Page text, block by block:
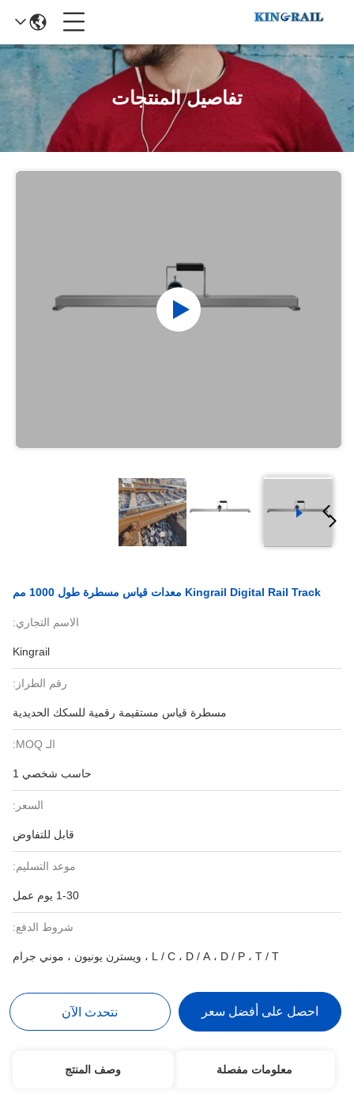
تفاصيل المنتجات
Kingrail Digital Rail Track معدات قياس مسطرة طول 1000 مم
الاسم التجاري:
Kingrail
رقم الطراز:
مسطرة قياس مستقيمة رقمية للسكك الحديدية
الـ MOQ:
حاسب شخصي 1
السعر:
قابل للتفاوض
موعد التسليم:
1-30 يوم عمل
شروط الدفع:
L / C ، D / A ، D / P ، T / T ، ويسترن يونيون ، موني جرام
احصل على أفضل سعر نتحدث الآن
معلومات مفصلة وصف المنتج